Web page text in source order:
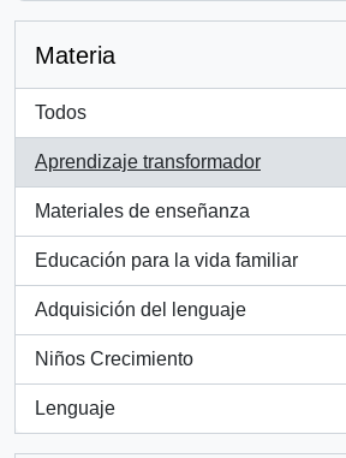
Materia
Todos
Aprendizaje transformador
, 6 resultados
Materiales de enseñanza
, 6 resultados
Educación para la vida familiar
, 3 resultados
Adquisición del lenguaje
, 2 resultados
Niños Crecimiento
, 1 resultados
Lenguaje
, 1 resultados